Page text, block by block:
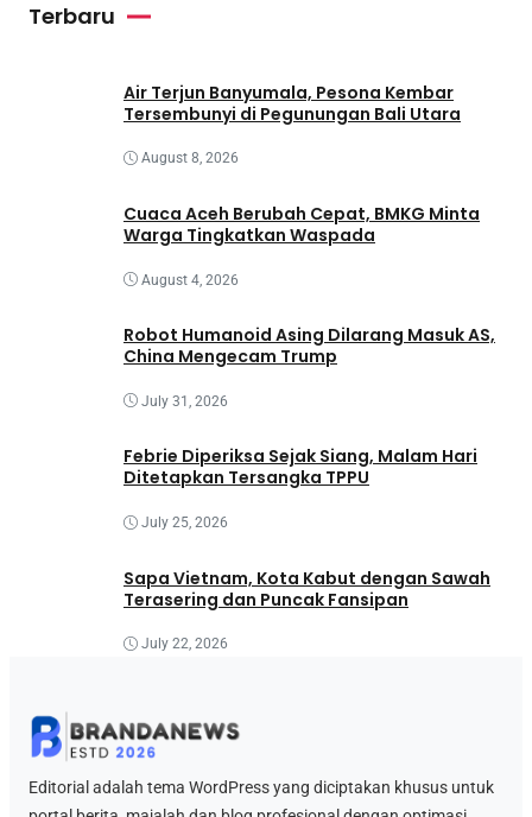
Terbaru
Air Terjun Banyumala, Pesona Kembar
Tersembunyi di Pegunungan Bali Utara
August 8, 2026
Cuaca Aceh Berubah Cepat, BMKG Minta
Warga Tingkatkan Waspada
August 4, 2026
Robot Humanoid Asing Dilarang Masuk AS,
China Mengecam Trump
July 31, 2026
Febrie Diperiksa Sejak Siang, Malam Hari
Ditetapkan Tersangka TPPU
July 25, 2026
Sapa Vietnam, Kota Kabut dengan Sawah
Terasering dan Puncak Fansipan
July 22, 2026
Editorial adalah tema WordPress yang diciptakan khusus untuk